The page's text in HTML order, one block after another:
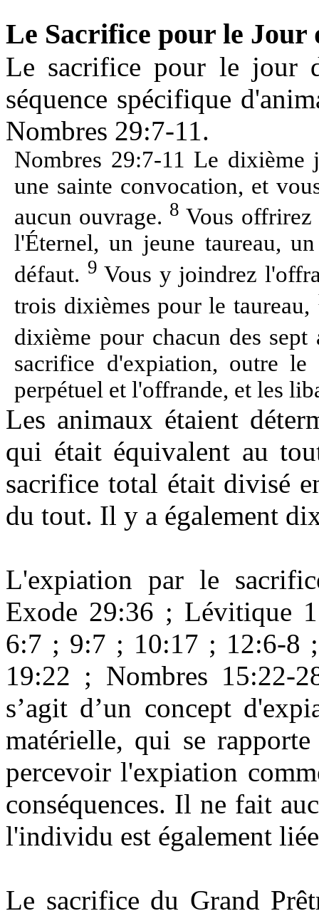
Le Sacrifice pour le Jour
Le sacrifice pour le jour
séquence spécifique
Nombres 29:7-11.
Nombres 29:7-11 Le dixième
une sainte convocation, et
aucun ouvrage. 8 Vous offrirez
l'Éternel, un jeune taureau,
défaut. 9 Vous y joindrez
trois dixièmes pour le taureau,
dixième pour chacun des
sacrifice d'expiation, outre le
perpétuel et l'offrande, et les
Les animaux étaient
qui était équivalent au
sacrifice total était divisé
du tout. Il y a également
L'expiation par le
Exode 29:36 ; Lévitique
6:7 ; 9:7 ; 10:17 ; 12:6-8
19:22 ; Nombres
s’agit d’un concept
matérielle, qui se
percevoir l'expiation
conséquences. Il ne fait
l'individu est également
Le sacrifice du Grand